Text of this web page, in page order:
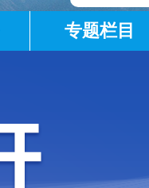
专题栏目